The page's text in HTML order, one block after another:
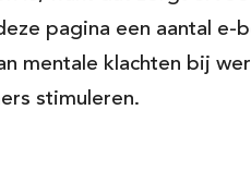
pagina een aantal e-
mentale klachten bij
stimuleren.